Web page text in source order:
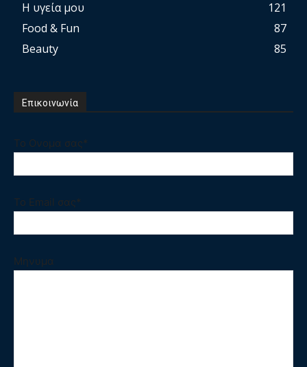
Η υγεία μου
121
Food & Fun
87
Beauty
85
Επικοινωνία
Το Ονομα σας*
Το Email σας*
Μηνυμα